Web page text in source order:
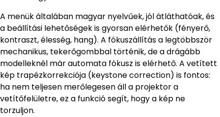
A menük általában magyar nyelvűek, jól átláthatóak, és
a beállítási lehetőségek is gyorsan elérhetők (fényerő,
kontraszt, élesség, hang). A fókuszállítás a legtöbbször
mechanikus, tekerőgombbal történik, de a drágább
modelleknél már automata fókusz is elérhető. A vetített
kép trapézkorrekciója (keystone correction) is fontos:
ha nem teljesen merőlegesen áll a projektor a
vetítőfelületre, ez a funkció segít, hogy a kép ne
torzuljon.